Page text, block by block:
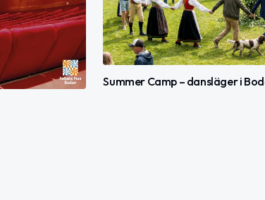
Summer Camp – dansläger i